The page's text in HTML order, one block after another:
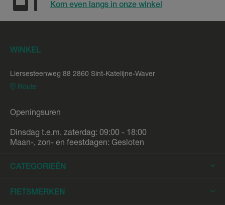
Kom even langs in onze winkel
WINKEL
Liersesteenweg 88 2860 Sint-Katelijne-Waver
Route
Openingsuren
Dinsdag t.e.m. zaterdag: 09:00 - 18:00
Maan-, zon- en feestdagen: Gesloten
CATEGORIEËN
Elektrische Fietsen
FIETSMERKEN